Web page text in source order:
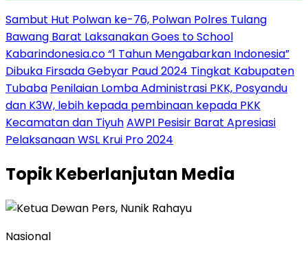
Sambut Hut Polwan ke-76, Polwan Polres Tulang
Bawang Barat Laksanakan Goes to School
Kabarindonesia.co “1 Tahun Mengabarkan Indonesia”
Dibuka Firsada Gebyar Paud 2024 Tingkat Kabupaten
Tubaba Penilaian Lomba Administrasi PKK, Posyandu
dan K3W, lebih kepada pembinaan kepada PKK
Kecamatan dan TiyuhAWPI Pesisir Barat Apresiasi
Pelaksanaan WSL Krui Pro 2024
TopikKeberlanjutan Media
Nasional